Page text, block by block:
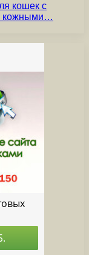
кошек с
кожными…